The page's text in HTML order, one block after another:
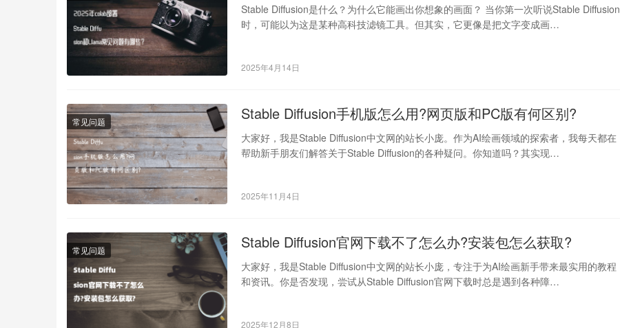
Stable Diffusion是什么？为什么它能画出你想象的画面？ 当你第一次听说Stable Diffusion
时，可能以为这是某种高科技滤镜工具。但其实，它更像是把文字变成画…
2025年4月14日
常见问题 Stable Diffusion手机版怎么用?网页版和PC版有何区别?
大家好，我是Stable Diffusion中文网的站长小庞。作为AI绘画领域的探索者，我每天都在
帮助新手朋友们解答关于Stable Diffusion的各种疑问。你知道吗？其实现…
2025年11月4日
常见问题 Stable Diffusion官网下载不了怎么办?安装包怎么获取?
大家好，我是Stable Diffusion中文网的站长小庞，专注于为AI绘画新手带来最实用的教程
和资讯。你是否发现，尝试从Stable Diffusion官网下载时总是遇到各种障…
2025年12月8日